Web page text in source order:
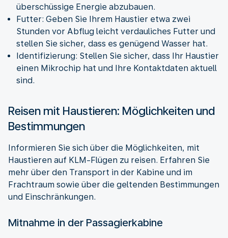
überschüssige Energie abzubauen.
Futter: Geben Sie Ihrem Haustier etwa zwei
Stunden vor Abflug leicht verdauliches Futter und
stellen Sie sicher, dass es genügend Wasser hat.
Identifizierung: Stellen Sie sicher, dass Ihr Haustier
einen Mikrochip hat und Ihre Kontaktdaten aktuell
sind.
Reisen mit Haustieren: Möglichkeiten und
Bestimmungen
Informieren Sie sich über die Möglichkeiten, mit
Haustieren auf KLM-Flügen zu reisen. Erfahren Sie
mehr über den Transport in der Kabine und im
Frachtraum sowie über die geltenden Bestimmungen
und Einschränkungen.
Mitnahme in der Passagierkabine